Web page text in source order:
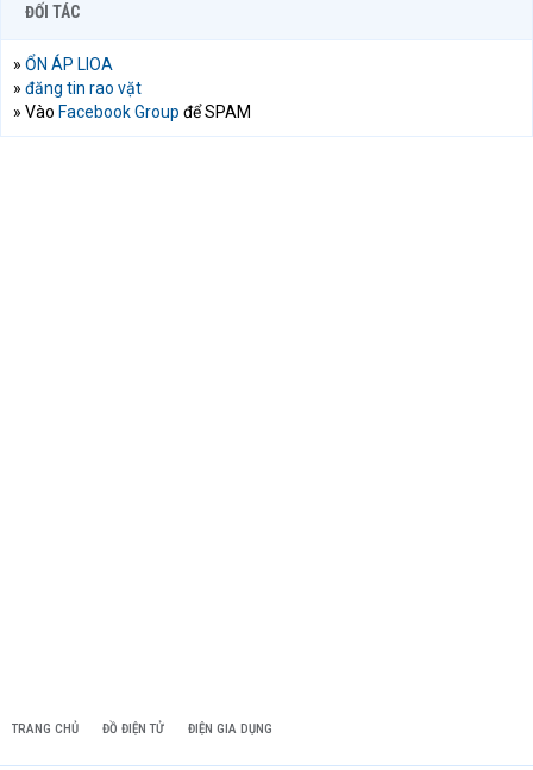
ĐỐI TÁC
» ỔN ÁP LIOA
» đăng tin rao vặt
» Vào Facebook Group để SPAM
TRANG CHỦ ĐỒ ĐIỆN TỬ ĐIỆN GIA DỤNG